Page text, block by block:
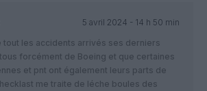
5 avril 2024 - 14 h 50 min
tout les accidents arrivés ses derniers
forcément de Boeing et que certaines
et pnt ont également leurs parts de
me traite de léche boules des